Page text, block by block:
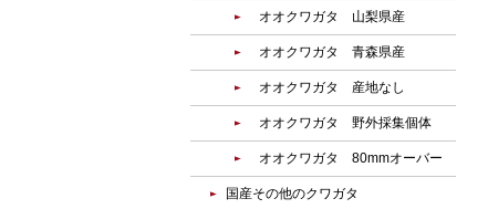
オオクワガタ 山梨県産
オオクワガタ 青森県産
オオクワガタ 産地なし
オオクワガタ 野外採集個体
オオクワガタ 80mmオーバー
国産その他のクワガタ